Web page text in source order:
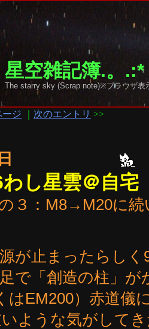
星空雑記簿.。
The starry sky (Scrap note)※ブラウザ
ージ 次のエントリ >>
し星雲＠自宅
３：M8→M20に
が止まったらし
で「創造の柱」
はEM200）赤道儀
ような気がして